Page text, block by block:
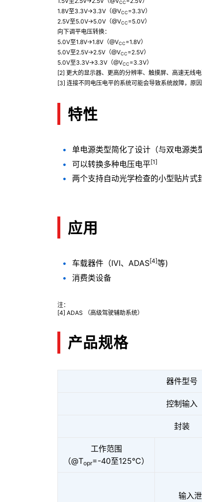
CC
1.8V至3.3V→3.3V（@VCC=3.3V）
2.5V至5.0V→5.0V（@VCC=5.0V）
向下调平电压转换：
5.0V至1.8V→1.8V（@VCC=1.8V）
5.0V至2.5V→2.5V（@VCC=2.5V）
5.0V至3.3V→3.3V（@VCC=3.3V）
[2] 更大的显示器、更高的分辨率、触摸屏、高速无线电
[3] 连接不同电压电平的系统可能会导致系统故障，原
特性
单电源类型简化了设计（与双电源类
可以转换多种电压电平[1]
两个支持自动光学检查的小型贴片式
应用
车载器件（IVI、ADAS[4]等)
消费类设备
注：
[4] ADAS （高级驾驶辅助系统）
产品规格
器件型号
控制输入
封装
工作范围
（@Topr=-40至125°C）
输入